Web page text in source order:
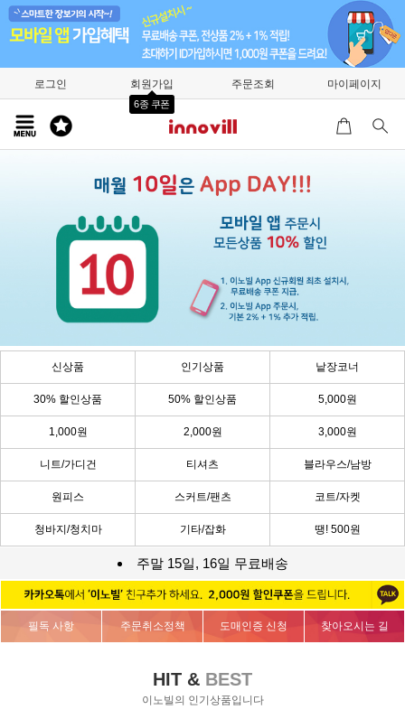
로그인 회원가입
6종 쿠폰
주문조회 마이페이지
신상품 인기상품 낱장코너
30% 할인상품 50% 할인상품 5,000원
1,000원 2,000원 3,000원
니트/가디건 티셔츠 블라우스/남방
원피스 스커트/팬츠 코트/자켓
청바지/청치마 기타/잡화 땡! 500원
주말 15일, 16일 무료배송
필독 사항 주문취소정책 도매인증 신청 찾아오시는 길
HIT & BEST
이노빌의 인기상품입니다